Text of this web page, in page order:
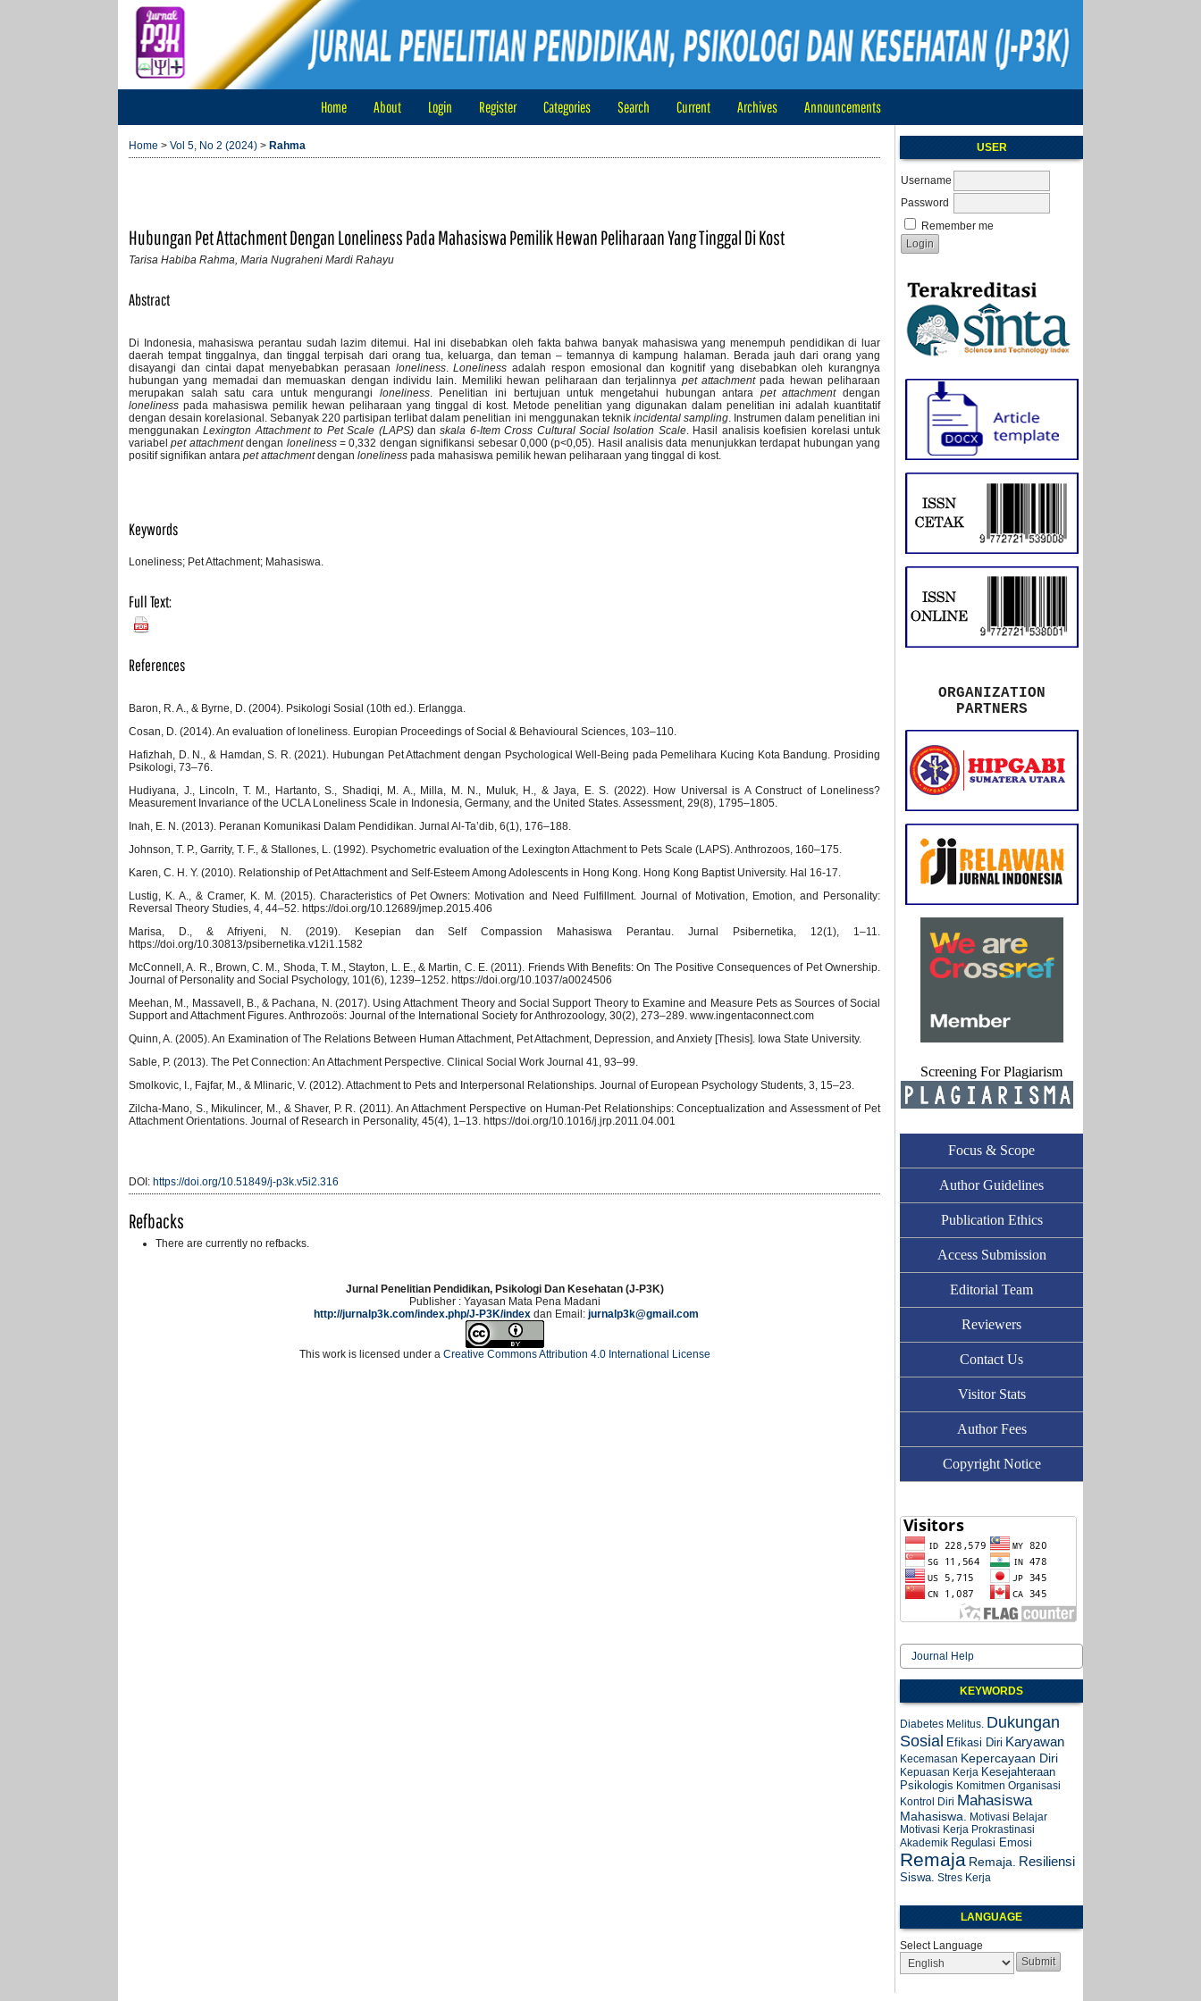
USER
Username
Password
Remember me
ORGANIZATION
PARTNERS
Screening For Plagiarism
Focus & Scope
Author Guidelines
Publication Ethics
Access Submission
Editorial Team
Reviewers
Contact Us
Visitor Stats
Author Fees
Copyright Notice
Journal Help
KEYWORDS
Diabetes Melitus. Dukungan
Sosial Efikasi Diri Karyawan
Kecemasan Kepercayaan Diri
Kepuasan Kerja Kesejahteraan
Psikologis Komitmen Organisasi
Kontrol Diri Mahasiswa
Mahasiswa. Motivasi Belajar
Motivasi Kerja Prokrastinasi
Akademik Regulasi Emosi
Remaja Remaja. Resiliensi
Siswa. Stres Kerja
LANGUAGE
Select Language
Home About Login Register Categories Search Current Archives Announcements
Home > Vol 5, No 2 (2024) > Rahma
Hubungan Pet Attachment Dengan Loneliness Pada Mahasiswa Pemilik Hewan Peliharaan Yang Tinggal Di Kost
Tarisa Habiba Rahma, Maria Nugraheni Mardi Rahayu
Abstract
Di Indonesia, mahasiswa perantau sudah lazim ditemui. Hal ini disebabkan oleh fakta bahwa banyak mahasiswa yang menempuh pendidikan di luar
daerah tempat tinggalnya, dan tinggal terpisah dari orang tua, keluarga, dan teman – temannya di kampung halaman. Berada jauh dari orang yang
disayangi dan cintai dapat menyebabkan perasaan loneliness.Loneliness adalah respon emosional dan kognitif yang disebabkan oleh kurangnya
hubungan yang memadai dan memuaskan dengan individu lain. Memiliki hewan peliharaan dan terjalinnya pet attachmentpada hewan peliharaan
merupakan salah satu cara untuk mengurangi loneliness. Penelitian ini bertujuan untuk mengetahui hubungan antara pet attachmentdengan
loneliness pada mahasiswa pemilik hewan peliharaan yang tinggal di kost. Metode penelitian yang digunakan dalam penelitian ini adalah kuantitatif
dengan desain korelasional. Sebanyak 220 partisipan terlibat dalam penelitian ini menggunakan teknik incidental sampling. Instrumen dalam penelitian ini
menggunakanLexington Attachment to Pet Scale (LAPS) dan skala 6-Item Cross Cultural Social Isolation Scale. Hasil analisis koefisien korelasi untuk
variabelpet attachmentdengan loneliness= 0,332 dengan signifikansi sebesar 0,000 (p<0,05). Hasil analisis data menunjukkan terdapat hubungan yang
positif signifikan antara pet attachmentdengan loneliness pada mahasiswa pemilik hewan peliharaan yang tinggal di kost.
Keywords
Loneliness; Pet Attachment; Mahasiswa.
Full Text:
PDF
References
Baron, R. A., & Byrne, D. (2004). Psikologi Sosial (10th ed.). Erlangga.
Cosan, D. (2014). An evaluation of loneliness. Europian Proceedings of Social & Behavioural Sciences, 103–110.
Hafizhah, D. N., & Hamdan, S. R. (2021). Hubungan Pet Attachment dengan Psychological Well-Being pada Pemelihara Kucing Kota Bandung. Prosiding
Psikologi, 73–76.
Hudiyana, J., Lincoln, T. M., Hartanto, S., Shadiqi, M. A., Milla, M. N., Muluk, H., & Jaya, E. S. (2022). How Universal is A Construct of Loneliness?
Measurement Invariance of the UCLA Loneliness Scale in Indonesia, Germany, and the United States. Assessment, 29(8), 1795–1805.
Inah, E. N. (2013). Peranan Komunikasi Dalam Pendidikan. Jurnal Al-Ta’dib, 6(1), 176–188.
Johnson, T. P., Garrity, T. F., & Stallones, L. (1992). Psychometric evaluation of the Lexington Attachment to Pets Scale (LAPS). Anthrozoos, 160–175.
Karen, C. H. Y. (2010). Relationship of Pet Attachment and Self-Esteem Among Adolescents in Hong Kong. Hong Kong Baptist University. Hal 16-17.
Lustig, K. A., & Cramer, K. M. (2015). Characteristics of Pet Owners: Motivation and Need Fulfillment. Journal of Motivation, Emotion, and Personality:
Reversal Theory Studies, 4, 44–52. https://doi.org/10.12689/jmep.2015.406
Marisa, D., & Afriyeni, N. (2019). Kesepian dan Self Compassion Mahasiswa Perantau. Jurnal Psibernetika, 12(1), 1–11.
https://doi.org/10.30813/psibernetika.v12i1.1582
McConnell, A. R., Brown, C. M., Shoda, T. M., Stayton, L. E., & Martin, C. E. (2011). Friends With Benefits: On The Positive Consequences of Pet Ownership.
Journal of Personality and Social Psychology, 101(6), 1239–1252. https://doi.org/10.1037/a0024506
Meehan, M., Massavell, B., & Pachana, N. (2017). Using Attachment Theory and Social Support Theory to Examine and Measure Pets as Sources of Social
Support and Attachment Figures. Anthrozoös: Journal of the International Society for Anthrozoology, 30(2), 273–289. www.ingentaconnect.com
Quinn, A. (2005). An Examination of The Relations Between Human Attachment, Pet Attachment, Depression, and Anxiety [Thesis]. Iowa State University.
Sable, P. (2013). The Pet Connection: An Attachment Perspective. Clinical Social Work Journal 41, 93–99.
Smolkovic, I., Fajfar, M., & Mlinaric, V. (2012). Attachment to Pets and Interpersonal Relationships. Journal of European Psychology Students, 3, 15–23.
Zilcha-Mano, S., Mikulincer, M., & Shaver, P. R. (2011). An Attachment Perspective on Human-Pet Relationships: Conceptualization and Assessment of Pet
Attachment Orientations. Journal of Research in Personality, 45(4), 1–13. https://doi.org/10.1016/j.jrp.2011.04.001
DOI: https://doi.org/10.51849/j-p3k.v5i2.316
Refbacks
There are currently no refbacks.
Jurnal Penelitian Pendidikan, Psikologi Dan Kesehatan (J-P3K)
Publisher : Yayasan Mata Pena Madani
http://jurnalp3k.com/index.php/J-P3K/indexdan Email: jurnalp3k@gmail.com
This work is licensed under a Creative Commons Attribution 4.0 International License